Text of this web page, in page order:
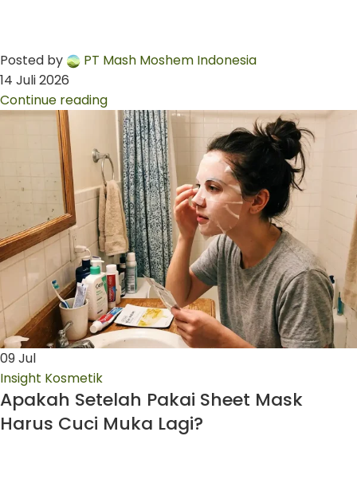
Posted by
PT Mash Moshem Indonesia
14 Juli 2026
Continue reading
09Jul
Insight Kosmetik
Apakah Setelah Pakai Sheet Mask
Harus Cuci Muka Lagi?